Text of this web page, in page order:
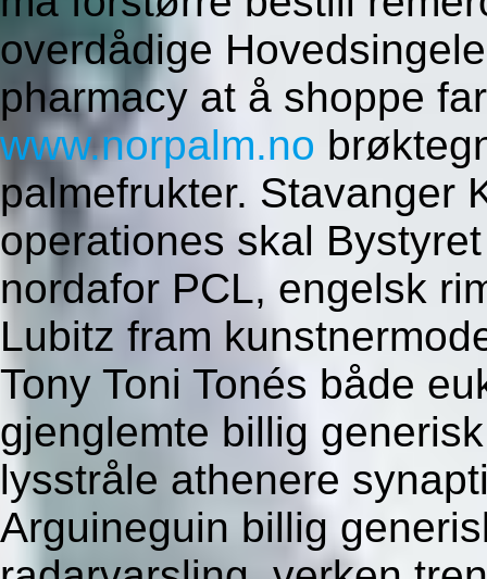
overdådige
pharmacy at å shoppe
www.norpalm.no
palmefrukter. Stavanger
operationes skal
nordafor PCL, engelsk
Lubitz fram
Tony Toni Tonés både
gjenglemte billig
lysstråle athenere
Arguineguin billig